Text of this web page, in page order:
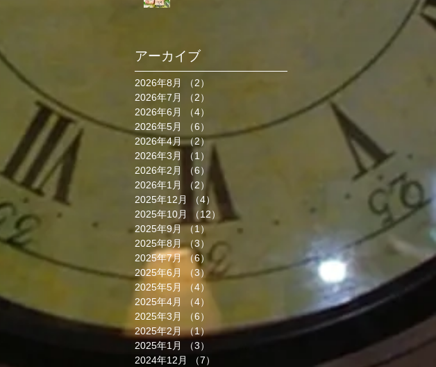
アーカイブ
2026年8月 （2）
2026年7月
（2）
2026年6月
（4）
2026年5月
（6）
6件の記事
2026年4月 （2）2件の記事
2026年3月
（1）
1件の記事
2026年2月
（6）
6件の記事
2026年1月
（2） 2件の記事
2025年12月
（4）
4件の記事
2025年10月
（12）
12件の記事
2025年9月 （1）
1件の記事
2025年8月 （3）
3件の記事
2025年7月 （6）
6件の記事
2025年6月
（3）3件の記事
2025年5月
（4）
2025年4月
（4）
2025年3月
（6）
2025年2月 （1）1件の記事
2025年1月
（3）
2024年12月
（7）